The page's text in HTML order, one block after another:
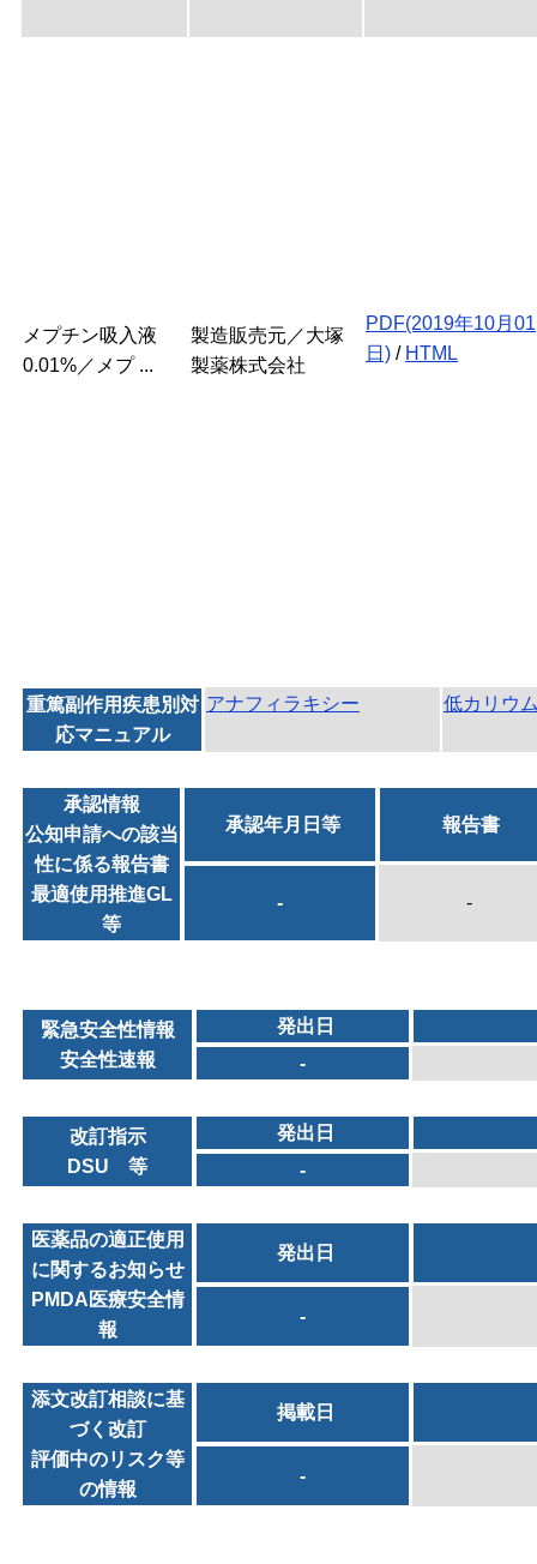
メプチン吸入液
0.01%／メプ ...
製造販売元／大塚
製薬株式会社
PDF(2019年10月01
日) / HTML
重篤副作用疾患別対
応マニュアル
アナフィラキシー 低カリウ
承認情報
公知申請への該当
性に係る報告書
最適使用推進GL
等
承認年月日等 報告書
- -
緊急安全性情報
安全性速報
発出日
-
改訂指示
DSU 等
発出日
-
医薬品の適正使用
に関するお知らせ
PMDA医療安全情
報
発出日
-
添文改訂相談に基
づく改訂
評価中のリスク等
の情報
掲載日
-